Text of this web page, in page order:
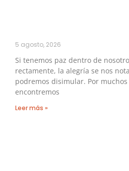
5 agosto, 2026
Si tenemos paz dentro de
rectamente, la alegría se nos
podremos disimular. Por
encontremos
Leer más »